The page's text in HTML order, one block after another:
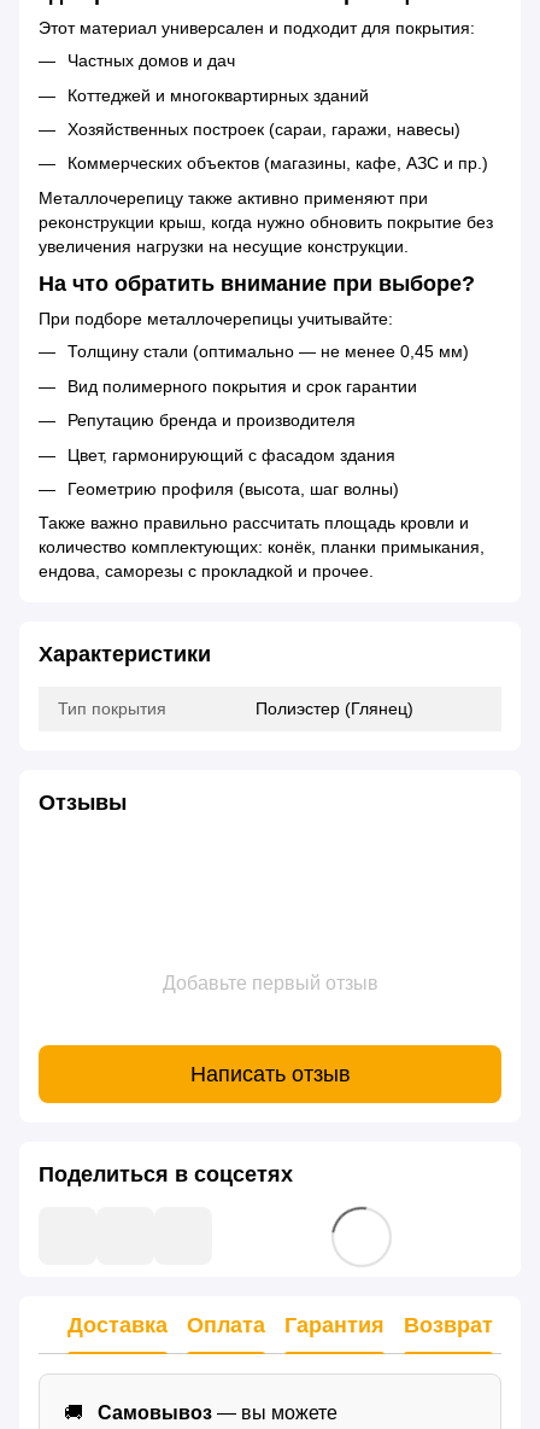
Этот материал универсален и подходит для покрытия:
Частных домов и дач
Коттеджей и многоквартирных зданий
Хозяйственных построек (сараи, гаражи, навесы)
Коммерческих объектов (магазины, кафе, АЗС и пр.)
Металлочерепицу также активно применяют при
реконструкции крыш, когда нужно обновить покрытие без
увеличения нагрузки на несущие конструкции.
На что обратить внимание при выборе?
При подборе металлочерепицы учитывайте:
Толщину стали (оптимально — не менее 0,45 мм)
Вид полимерного покрытия и срок гарантии
Репутацию бренда и производителя
Цвет, гармонирующий с фасадом здания
Геометрию профиля (высота, шаг волны)
Также важно правильно рассчитать площадь кровли и
количество комплектующих: конёк, планки примыкания,
ендова, саморезы с прокладкой и прочее.
Характеристики
Тип покрытия Полиэстер (Глянец)
Отзывы
Добавьте первый отзыв
Написать отзыв
Поделиться в соцсетях
Доставка Оплата Гарантия Возврат
Самовывоз — вы можете